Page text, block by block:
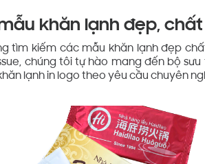
khăn lạnh đẹp,
tìm kiếm các mẫu khăn lạnh đẹp
chúng tôi tự hào mang đến bộ
lạnh in logo theo yêu cầu chuyên